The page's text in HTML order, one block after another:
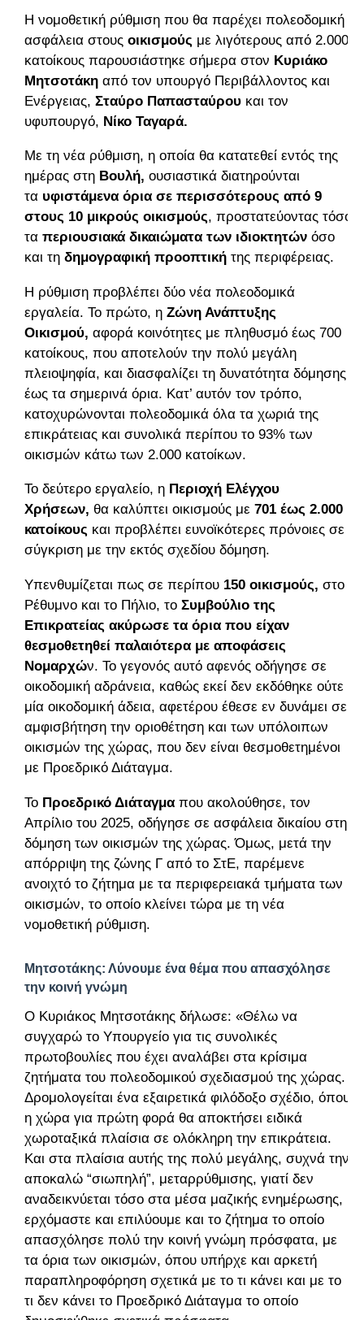
Η νομοθετική ρύθμιση που θα παρέχει πολεοδομική
ασφάλεια στους οικισμούς με λιγότερους από 2.000
κατοίκους παρουσιάστηκε σήμερα στον Κυριάκο
Μητσοτάκη από τον υπουργό Περιβάλλοντος και
Ενέργειας, Σταύρο Παπασταύρου και τον
υφυπουργό, Νίκο Ταγαρά.
Με τη νέα ρύθμιση, η οποία θα κατατεθεί εντός της
ημέρας στη Βουλή, ουσιαστικά διατηρούνται
τα υφιστάμενα όρια σε περισσότερους από 9
στους 10 μικρούς οικισμούς, προστατεύοντας τόσο
τα περιουσιακά δικαιώματα των ιδιοκτητών όσο
και τη δημογραφική προοπτική της περιφέρειας.
Η ρύθμιση προβλέπει δύο νέα πολεοδομικά
εργαλεία. Το πρώτο, η Ζώνη Ανάπτυξης
Οικισμού, αφορά κοινότητες με πληθυσμό έως 700
κατοίκους, που αποτελούν την πολύ μεγάλη
πλειοψηφία, και διασφαλίζει τη δυνατότητα δόμησης
έως τα σημερινά όρια. Κατ’ αυτόν τον τρόπο,
κατοχυρώνονται πολεοδομικά όλα τα χωριά της
επικράτειας και συνολικά περίπου το 93% των
οικισμών κάτω των 2.000 κατοίκων.
Το δεύτερο εργαλείο, η Περιοχή Ελέγχου
Χρήσεων, θα καλύπτει οικισμούς με 701 έως 2.000
κατοίκους και προβλέπει ευνοϊκότερες πρόνοιες σε
σύγκριση με την εκτός σχεδίου δόμηση.
Υπενθυμίζεται πως σε περίπου 150 οικισμούς, στο
Ρέθυμνο και το Πήλιο, το Συμβούλιο της
Επικρατείας ακύρωσε τα όρια που είχαν
θεσμοθετηθεί παλαιότερα με αποφάσεις
Νομαρχών. Το γεγονός αυτό αφενός οδήγησε σε
οικοδομική αδράνεια, καθώς εκεί δεν εκδόθηκε ούτε
μία οικοδομική άδεια, αφετέρου έθεσε εν δυνάμει σε
αμφισβήτηση την οριοθέτηση και των υπόλοιπων
οικισμών της χώρας, που δεν είναι θεσμοθετημένοι
με Προεδρικό Διάταγμα.
Το Προεδρικό Διάταγμα που ακολούθησε, τον
Απρίλιο του 2025, οδήγησε σε ασφάλεια δικαίου στη
δόμηση των οικισμών της χώρας. Όμως, μετά την
απόρριψη της ζώνης Γ από το ΣτΕ, παρέμενε
ανοιχτό το ζήτημα με τα περιφερειακά τμήματα των
οικισμών, το οποίο κλείνει τώρα με τη νέα
νομοθετική ρύθμιση.
Μητσοτάκης: Λύνουμε ένα θέμα που απασχόλησε
την κοινή γνώμη
Ο Κυριάκος Μητσοτάκης δήλωσε: «Θέλω να
συγχαρώ το Υπουργείο για τις συνολικές
πρωτοβουλίες που έχει αναλάβει στα κρίσιμα
ζητήματα του πολεοδομικού σχεδιασμού της χώρας.
Δρομολογείται ένα εξαιρετικά φιλόδοξο σχέδιο, όπου
η χώρα για πρώτη φορά θα αποκτήσει ειδικά
χωροταξικά πλαίσια σε ολόκληρη την επικράτεια.
Και στα πλαίσια αυτής της πολύ μεγάλης, συχνά την
αποκαλώ “σιωπηλή”, μεταρρύθμισης, γιατί δεν
αναδεικνύεται τόσο στα μέσα μαζικής ενημέρωσης,
ερχόμαστε και επιλύουμε και το ζήτημα το οποίο
απασχόλησε πολύ την κοινή γνώμη πρόσφατα, με
τα όρια των οικισμών, όπου υπήρχε και αρκετή
παραπληροφόρηση σχετικά με το τι κάνει και με το
τι δεν κάνει το Προεδρικό Διάταγμα το οποίο